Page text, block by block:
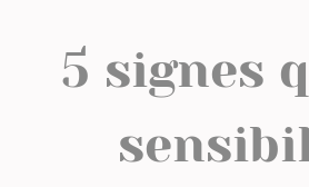
5 signes